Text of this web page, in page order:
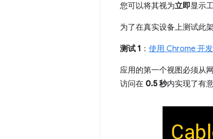
您可以将其视为立即显示
为了在真实设备上测试此
测试 1 ： 使用 Chrome 开
应用的第一个视图必须从
访问在 0.5 秒内实现了有